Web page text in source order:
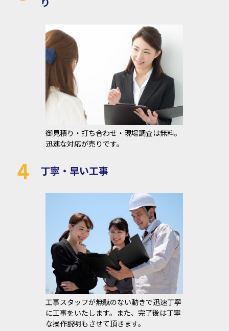
御見積り・打ち合わせ・現場調査は無料。
迅速な対応が売りです。
4 丁寧・早い工事
工事スタッフが無駄のない動きで迅速丁寧
に工事をいたします。また、完了後は丁寧
な操作説明もさせて頂きます。